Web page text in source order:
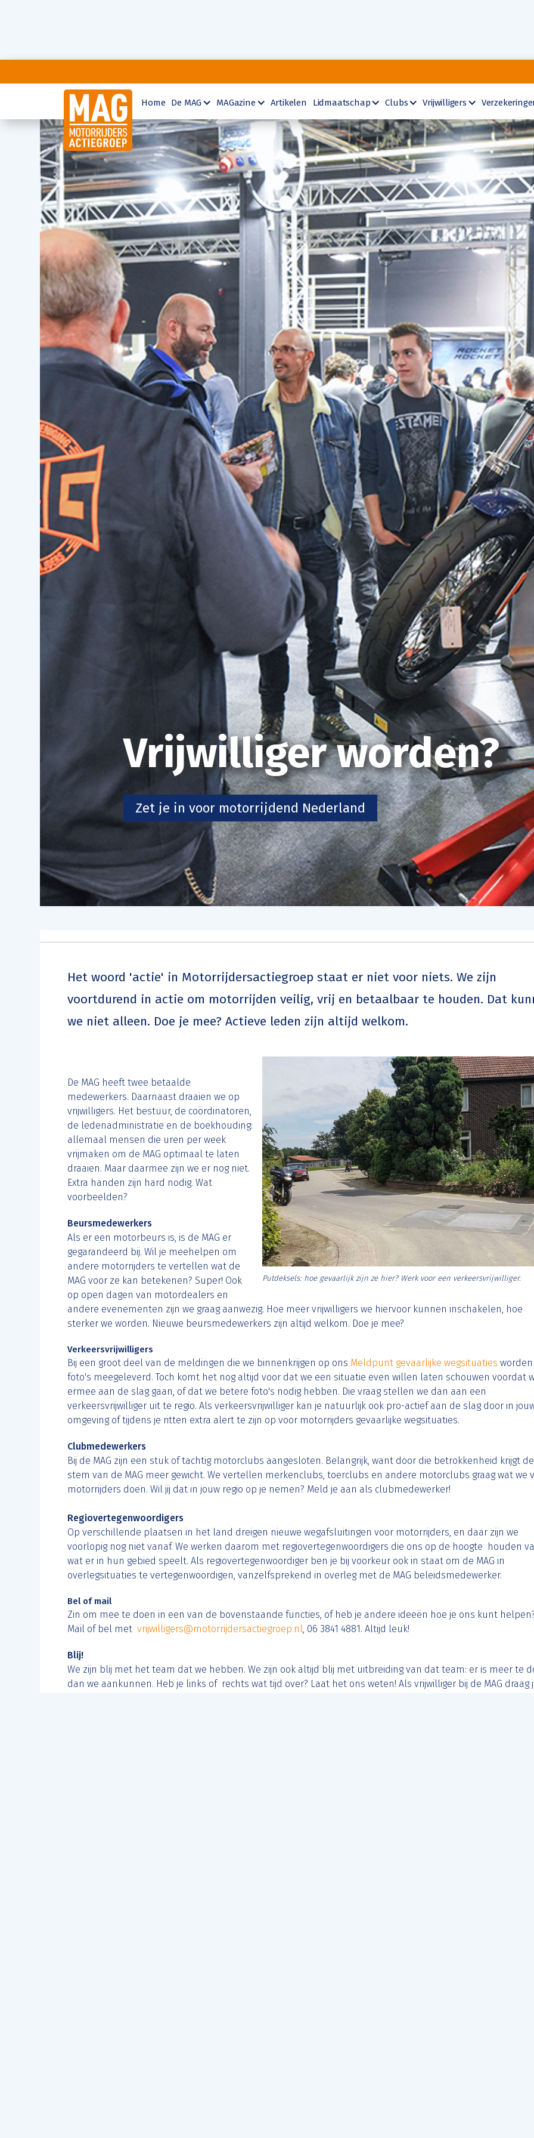
Home De MAG MAGazine Artikelen Lidmaatschap Clubs Vrijwilligers
Vrijwilliger worden?
Zet je in voor motorrijdend Nederland
Het woord 'actie' in Motorrijdersactiegroep staat er niet voor niets. We zijn
voortdurend in actie om motorrijden veilig, vrij en betaalbaar te houden. Dat
we niet alleen. Doe je mee? Actieve leden zijn altijd welkom.
Putdeksels: hoe gevaarlijk zijn ze hier? Werk voor een verkeersvrijwilliger.
De MAG heeft twee betaalde
medewerkers. Daarnaast draaien we op
vrijwilligers. Het bestuur, de coördinatoren,
de ledenadministratie en de boekhouding:
allemaal mensen die uren per week
vrijmaken om de MAG optimaal te laten
draaien. Maar daarmee zijn we er nog niet.
Extra handen zijn hard nodig. Wat
voorbeelden?
Beursmedewerkers
Als er een motorbeurs is, is de MAG er
gegarandeerd bij. Wil je meehelpen om
andere motorrijders te vertellen wat de
MAG voor ze kan betekenen? Super! Ook
op open dagen van motordealers en
andere evenementen zijn we graag aanwezig. Hoe meer vrijwilligers we hiervoor kunnen inschakelen, hoe
sterker we worden. Nieuwe beursmedewerkers zijn altijd welkom. Doe je mee?
Verkeersvrijwilligers
Bij een groot deel van de meldingen die we binnenkrijgen op ons Meldpunt gevaarlijke wegsituaties worden
foto's meegeleverd. Toch komt het nog altijd voor dat we een situatie even willen laten schouwen voordat
ermee aan de slag gaan, of dat we betere foto's nodig hebben. Die vraag stellen we dan aan een
verkeersvrijwilliger uit te regio. Als verkeersvrijwilliger kan je natuurlijk ook pro-actief aan de slag door in
omgeving of tijdens je ritten extra alert te zijn op voor motorrijders gevaarlijke wegsituaties.
Clubmedewerkers
Bij de MAG zijn een stuk of tachtig motorclubs aangesloten. Belangrijk, want door die betrokkenheid krijgt de
stem van de MAG meer gewicht. We vertellen merkenclubs, toerclubs en andere motorclubs graag wat we
motorrijders doen. Wil jij dat in jouw regio op je nemen? Meld je aan als clubmedewerker!
Regiovertegenwoordigers
Op verschillende plaatsen in het land dreigen nieuwe wegafsluitingen voor motorrijders, en daar zijn we
voorlopig nog niet vanaf. We werken daarom met regiovertegenwoordigers die ons op de hoogte houden
wat er in hun gebied speelt. Als regiovertegenwoordiger ben je bij voorkeur ook in staat om de MAG in
overlegsituaties te vertegenwoordigen, vanzelfsprekend in overleg met de MAG beleidsmedewerker.
Bel of mail
Zin om mee te doen in een van de bovenstaande functies, of heb je andere ideeën hoe je ons kunt
Mail of bel met vrijwilligers@motorrijdersactiegroep.nl, 06 3841 4881. Altijd leuk!
Blij!
We zijn blij met het team dat we hebben. We zijn ook altijd blij met uitbreiding van dat team: er is meer te
dan we aankunnen. Heb je links of rechts wat tijd over? Laat het ons weten! Als vrijwilliger bij de MAG draag